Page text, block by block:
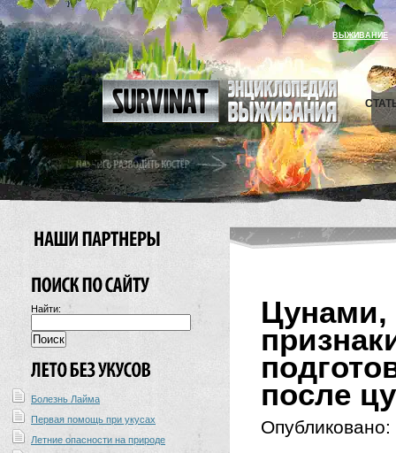
ВЫЖИВАНИЕ
Найти:
Болезнь Лайма
Первая помощь при укусах
Летние опасности на природе
после
Опубликовано: